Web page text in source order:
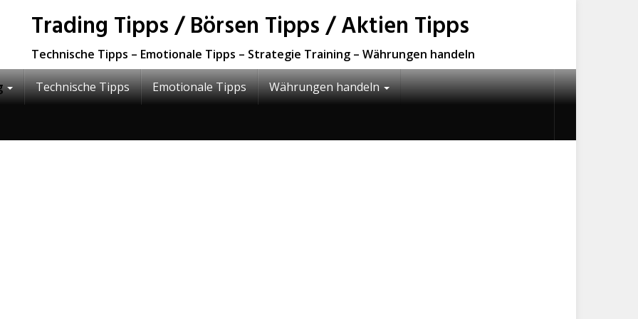
Trading Tipps / Börsen Tipps / Aktien Tipps
Technische Tipps – Emotionale Tipps – Strategie Training – Währungen handeln
Technische Tipps Emotionale Tipps Währungen handeln